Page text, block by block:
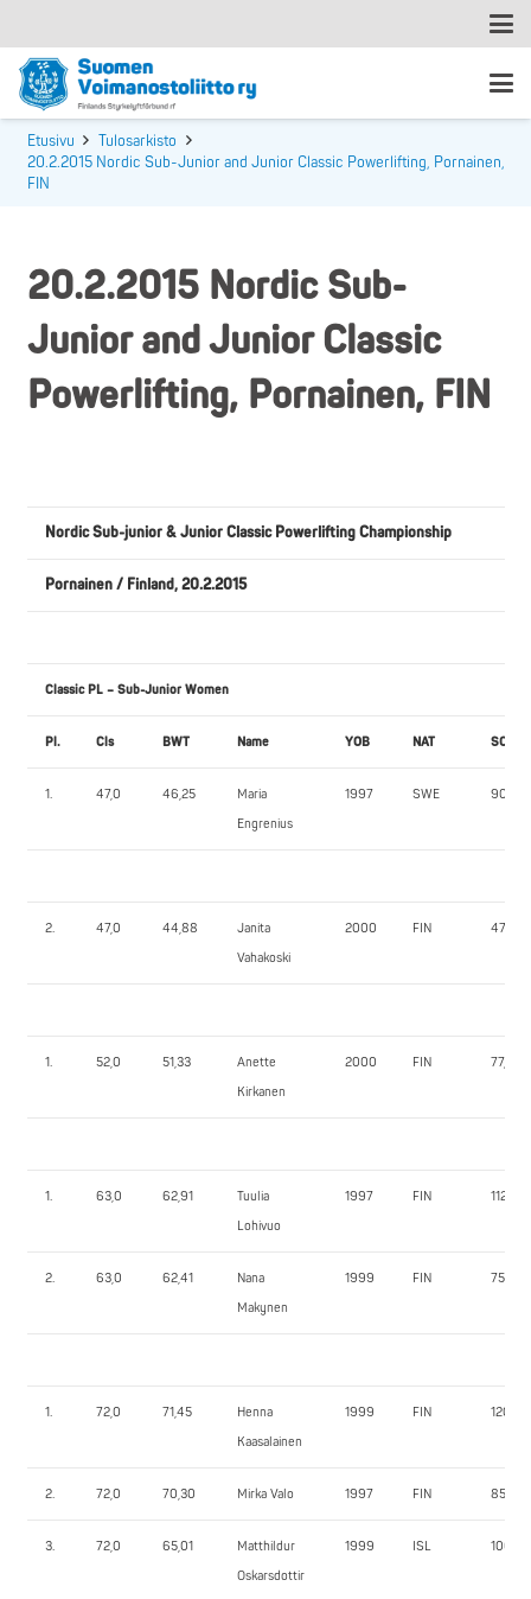
Etusivu
Tulosarkisto
20.2.2015 Nordic Sub-Junior and Junior Classic Powerlifting, Pornainen,
FIN
20.2.2015 Nordic Sub-
Junior and Junior Classic
Powerlifting, Pornainen, FIN
Nordic Sub-junior & Junior Classic Powerlifting Championship
Pornainen / Finland, 20.2.2015
Classic PL – Sub-Junior Women
Pl. Cls BWT Name YOB NAT SQ1
1. 47,0 46,25
Maria
Engrenius
1997 SWE 90,0
2. 47,0 44,88
Janita
Vahakoski
2000 FIN 47,5
1. 52,0 51,33
Anette
Kirkanen
2000 FIN 77,5
1. 63,0 62,91
Tuulia
Lohivuo
1997 FIN 112,5
2. 63,0 62,41
Nana
Makynen
1999 FIN 75,0
1. 72,0 71,45
Henna
Kaasalainen
1999 FIN 120,0
2. 72,0 70,30 Mirka Valo 1997 FIN 85,0
3. 72,0 65,01
Matthildur
Oskarsdottir
1999 ISL 100,0